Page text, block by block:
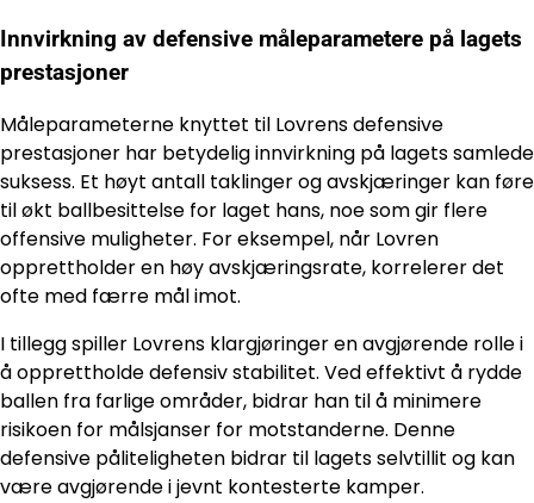
Innvirkning av defensive måleparametere på lagets
prestasjoner
Måleparameterne knyttet til Lovrens defensive
prestasjoner har betydelig innvirkning på lagets samlede
suksess. Et høyt antall taklinger og avskjæringer kan føre
til økt ballbesittelse for laget hans, noe som gir flere
offensive muligheter. For eksempel, når Lovren
opprettholder en høy avskjæringsrate, korrelerer det
ofte med færre mål imot.
I tillegg spiller Lovrens klargjøringer en avgjørende rolle i
å opprettholde defensiv stabilitet. Ved effektivt å rydde
ballen fra farlige områder, bidrar han til å minimere
risikoen for målsjanser for motstanderne. Denne
defensive påliteligheten bidrar til lagets selvtillit og kan
være avgjørende i jevnt kontesterte kamper.